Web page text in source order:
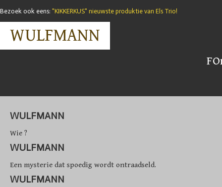
Bezoek ook eens: "KIKKERKUS" nieuwste produktie van Els Trio!
WULFMANN
WULFMANN
Wie ?
WULFMANN
Een mysterie dat spoedig wordt ontraadseld.
WULFMANN